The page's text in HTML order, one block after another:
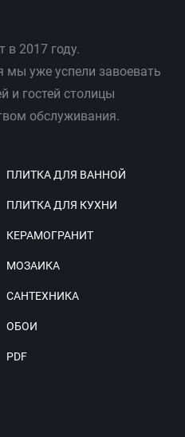
2017 году.
мы уже успели завоевать
и гостей столицы
обслуживания.
ПЛИТКА ДЛЯ ВАННОЙ
ПЛИТКА ДЛЯ КУХНИ
КЕРАМОГРАНИТ
МОЗАИКА
САНТЕХНИКА
ОБОИ
PDF